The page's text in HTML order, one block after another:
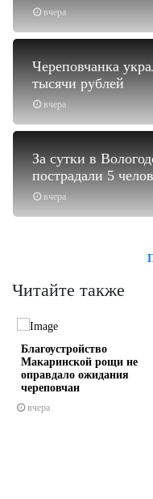
вчера
вчера
Череповчанка
тысячи рублей
вчера
За сутки в
пострадали 5
Читайте также
Благоустройство
Макаринской рощи не
оправдало ожидания
череповчан
вчера